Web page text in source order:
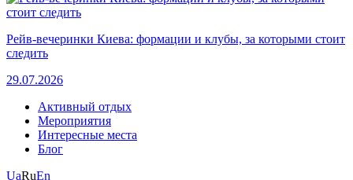
Рейв-вечеринки Киева: формации и клубы, за которыми стоит
следить
29.07.2026
Активный отдых
Мероприятия
Интересные места
Блог
UaRuEn